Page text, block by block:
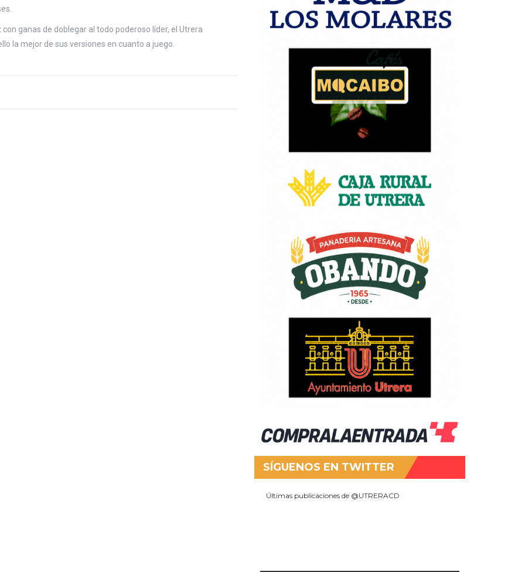
ganas de doblegar al todo poderoso líder, el Utrera
la mejor de sus versiones en cuanto a juego.
SÍGUENOS EN TWITTER
Últimas publicaciones de @UTRERACD